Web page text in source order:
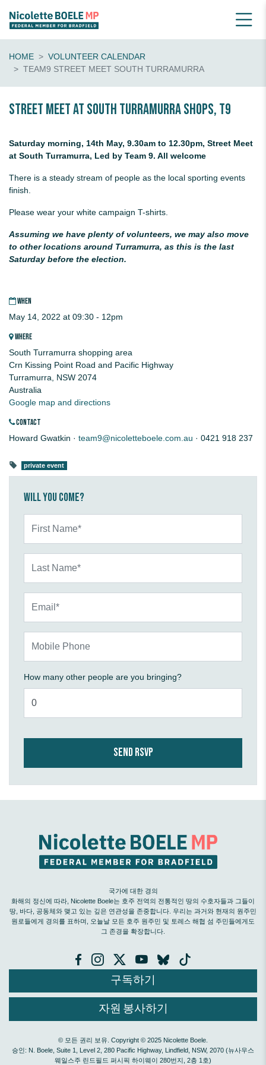
HOME
VOLUNTEER CALENDAR
TEAM9 STREET MEET SOUTH TURRAMURRA
Street Meet at South Turramurra shops, T9
Saturday morning, 14th May, 9.30am to 12.30pm, Street Meet
at South Turramurra, Led by Team 9. All welcome
There is a steady stream of people as the local sporting events
finish.
Please wear your white campaign T-shirts.
Assuming we have plenty of volunteers, we may also move
to other locations around Turramurra, as this is the last
Saturday before the election.
WHEN
May 14, 2022 at 09:30 - 12pm
WHERE
South Turramurra shopping area
Crn Kissing Point Road and Pacific Highway
Turramurra, NSW 2074
Australia
Google map and directions
CONTACT
Howard Gwatkin · team9@nicoletteboele.com.au · 0421 918 237
private event
Will you come?
How many other people are you bringing?
국가에 대한 경의
화해의 정신에 따라, Nicolette Boele는 호주 전역의 전통적인 땅의 수호자들과 그들이
땅, 바다, 공동체와 맺고 있는 깊은 연관성을 존중합니다. 우리는 과거와 현재의 원주민
원로들에게 경의를 표하며, 오늘날 모든 호주 원주민 및 토레스 해협 섬 주민들에게도
그 존경을 확장합니다.
구독하기
자원 봉사하기
© 모든 권리 보유. Copyright © 2025 Nicolette Boele.
승인: N. Boele, Suite 1, Level 2, 280 Pacific Highway, Lindfield, NSW, 2070 (뉴사우스
웨일스주 린드필드 퍼시픽 하이웨이 280번지, 2층 1호)